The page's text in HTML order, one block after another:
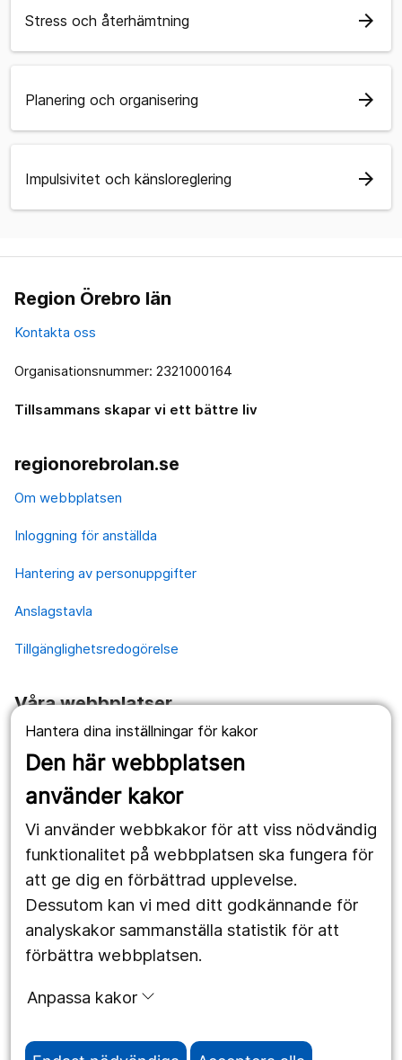
Hantera dina inställningar för kakor
Den här webbplatsen
använder kakor
Vi använder webbkakor för att viss nödvändig
funktionalitet på webbplatsen ska fungera för
att ge dig en förbättrad upplevelse.
Dessutom kan vi med ditt godkännande för
analyskakor sammanställa statistik för att
förbättra webbplatsen.
Anpassa kakor
Stress och återhämtning arrow_forward
Planering och organisering arrow_forward
Impulsivitet och känsloreglering arrow_forward
Region Örebro län
Kontakta oss
Organisationsnummer: 2321000164
Tillsammans skapar vi ett bättre liv
regionorebrolan.se
Om webbplatsen
Inloggning för anställda
Hantering av personuppgifter
Anslagstavla
Tillgänglighetsredogörelse
Våra webbplatser
1177.se
Länstrafiken
Utveckling
Följ oss
Facebook